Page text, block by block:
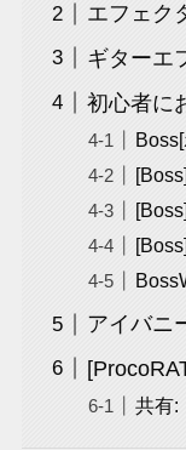
エフェク
ギターエ
初心者に
アイバニ
共有: